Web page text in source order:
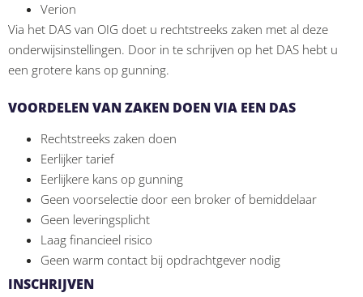
Verion
Via het DAS van OIG doet u rechtstreeks zaken met al deze
onderwijsinstellingen. Door in te schrijven op het DAS hebt u
een grotere kans op gunning.
VOORDELEN VAN ZAKEN DOEN VIA EEN DAS
Rechtstreeks zaken doen
Eerlijker tarief
Eerlijkere kans op gunning
Geen voorselectie door een broker of bemiddelaar
Geen leveringsplicht
Laag financieel risico
Geen warm contact bij opdrachtgever nodig
INSCHRIJVEN